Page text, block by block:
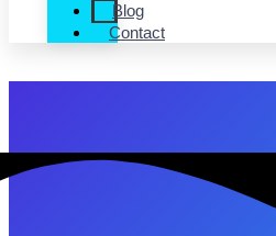
Blog
Contact